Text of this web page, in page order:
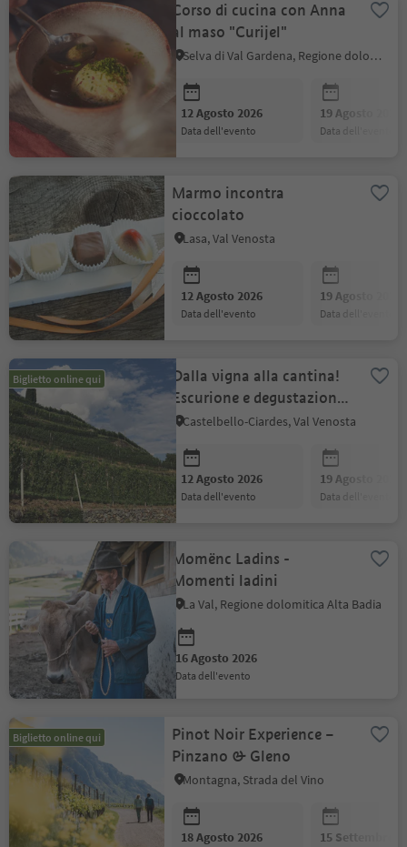
Corso di cucina con Anna
al maso "Curijel"
Selva di Val Gardena, Regione dolomitica Val Gardena
12 Agosto 2026
data dell'evento
19 Agosto 2026
data dell'evento
Marmo incontra
cioccolato
Lasa, Val Venosta
12 Agosto 2026
data dell'evento
19 Agosto 2026
data dell'evento
Biglietto online qui
Dalla vigna alla cantina!
Escurione e degustazione
di vini alla cantina
Castelbello-Ciardes, Val Venosta
12 Agosto 2026
data dell'evento
19 Agosto 2026
data dell'evento
Momënc Ladins -
Momenti ladini
La Val, Regione dolomitica Alta Badia
16 Agosto 2026
data dell'evento
Biglietto online qui
Pinot Noir Experience –
Pinzano & Gleno
Montagna, Strada del Vino
18 Agosto 2026 15 Settembre